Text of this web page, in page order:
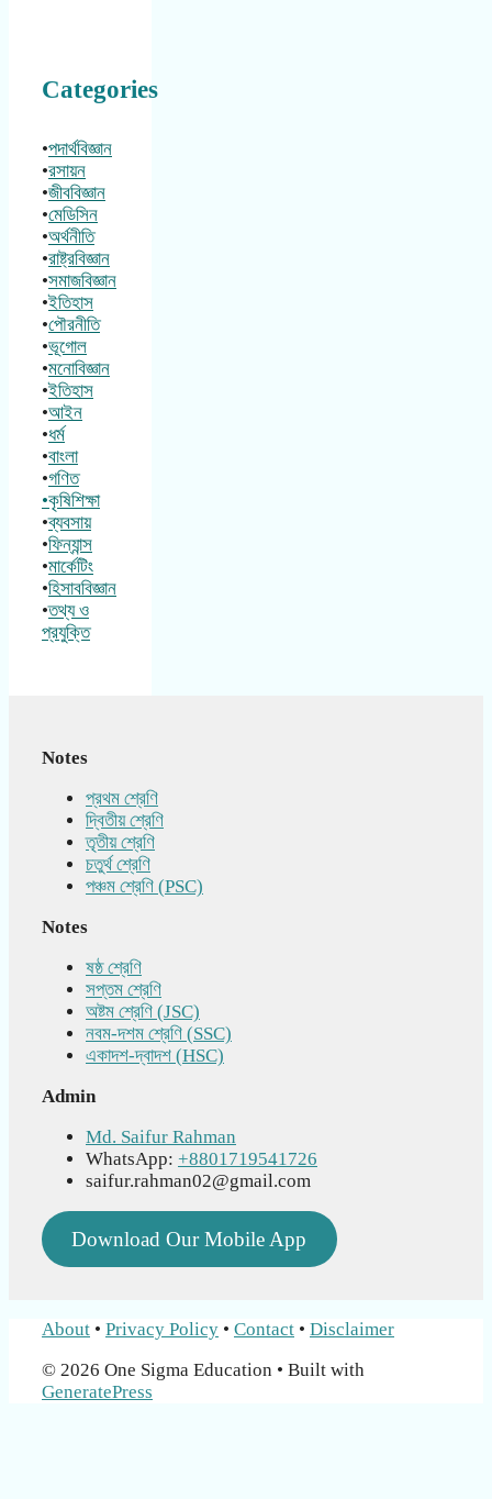
Categories
•পদার্থবিজ্ঞান
•রসায়ন
•জীববিজ্ঞান
•মেডিসিন
•অর্থনীতি
•রাষ্ট্রবিজ্ঞান
•সমাজবিজ্ঞান
•ইতিহাস
•পৌরনীতি
•ভূগোল
•মনোবিজ্ঞান
•ইতিহাস
•আইন
•ধর্ম
•বাংলা
•গণিত
•কৃষিশিক্ষা
•ব্যবসায়
•ফিন্যান্স
•মার্কেটিং
•হিসাববিজ্ঞান
•তথ্য ও
প্রযুক্তি
Notes
প্রথম শ্রেণি
দ্বিতীয় শ্রেণি
তৃতীয় শ্রেণি
চতুর্থ শ্রেণি
পঞ্চম শ্রেণি (PSC)
Notes
ষষ্ঠ শ্রেণি
সপ্তম শ্রেণি
অষ্টম শ্রেণি (JSC)
নবম-দশম শ্রেণি (SSC)
একাদশ-দ্বাদশ (HSC)
Admin
Md. Saifur Rahman
WhatsApp: +8801719541726
saifur.rahman02@gmail.com
Download Our Mobile App
About • Privacy Policy • Contact • Disclaimer
© 2026 One Sigma Education • Built with
GeneratePress